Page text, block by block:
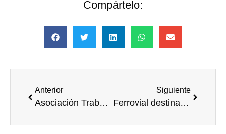
Compártelo:
Anterior
Asociación Trabajo Voluntario impartirá formación en materia de voluntariado corporativo
Siguiente
Ferrovial destina un millón de euros a proyectos sociales